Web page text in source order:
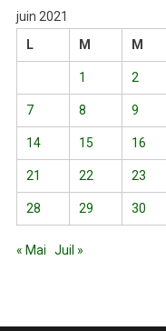
juin 2021
L
M M
1 2
7 8 9
14 15 16
21 22 23
28 29 30
« Mai Juil »